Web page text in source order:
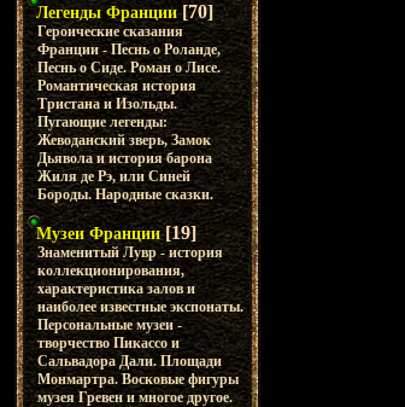
Легенды Франции [70]
Героические сказания
Франции - Песнь о Роланде,
Песнь о Сиде. Роман о Лисе.
Романтическая история
Тристана и Изольды.
Пугающие легенды:
Жеводанский зверь, Замок
Дьявола и история барона
Жиля де Рэ, или Синей
Бороды. Народные сказки.
Музеи Франции [19]
Знаменитый Лувр - история
коллекционирования,
характеристика залов и
наиболее известные экспонаты.
Персональные музеи -
творчество Пикассо и
Сальвадора Дали. Площади
Монмартра. Восковые фигуры
музея Гревен и многое другое.